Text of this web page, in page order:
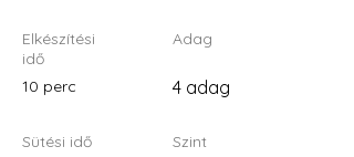
Elkészítési
idő
10 perc
Sütési idő
Adag
4 adag
Szint